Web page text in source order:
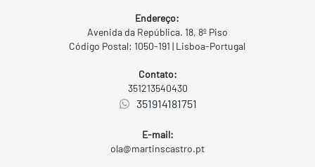
Endereço:
Avenida da República. 18, 8º Piso
Código Postal: 1050-191 | Lisboa-Portugal
Contato:
351213540430
351914181751
E-mail:
ola@martinscastro.pt